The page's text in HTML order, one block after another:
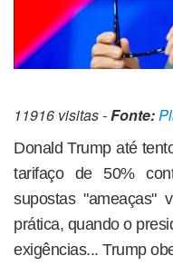
11916 visitas -Fonte:
Donald Trump até
tarifaço de 50%
supostas "ameaças"
prática, quando o
exigências... Trump